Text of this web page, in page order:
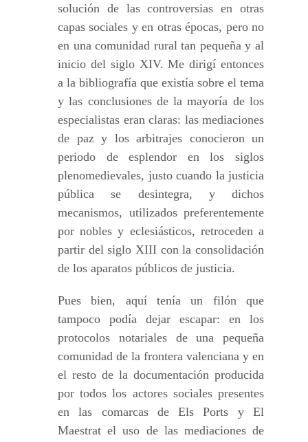
solución de las controversias en otras
capas sociales y en otras épocas, pero no
en una comunidad rural tan pequeña y al
inicio del siglo XIV. Me dirigí entonces
a la bibliografía que existía sobre el tema
y las conclusiones de la mayoría de los
especialistas eran claras: las mediaciones
de paz y los arbitrajes conocieron un
periodo de esplendor en los siglos
plenomedievales, justo cuando la justicia
pública se desintegra, y dichos
mecanismos, utilizados preferentemente
por nobles y eclesiásticos, retroceden a
partir del siglo XIII con la consolidación
de los aparatos públicos de justicia.
Pues bien, aquí tenía un filón que
tampoco podía dejar escapar: en los
protocolos notariales de una pequeña
comunidad de la frontera valenciana y en
el resto de la documentación producida
por todos los actores sociales presentes
en las comarcas de Els Ports y El
Maestrat el uso de las mediaciones de